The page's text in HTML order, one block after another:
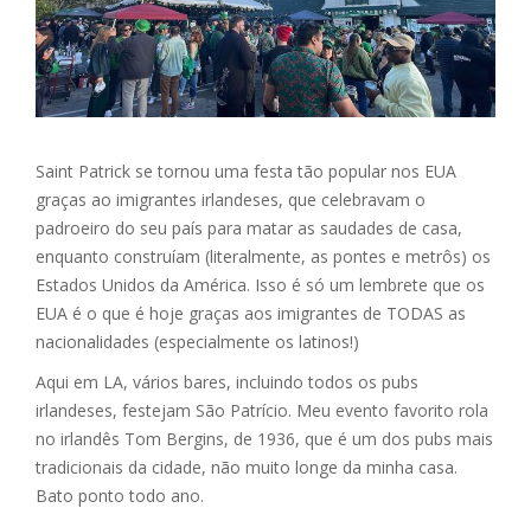
Saint Patrick se tornou uma festa tão popular nos EUA
graças ao imigrantes irlandeses, que celebravam o
padroeiro do seu país para matar as saudades de casa,
enquanto construíam (literalmente, as pontes e metrôs) os
Estados Unidos da América. Isso é só um lembrete que os
EUA é o que é hoje graças aos imigrantes de TODAS as
nacionalidades (especialmente os latinos!)
Aqui em LA, vários bares, incluindo todos os pubs
irlandeses, festejam São Patrício. Meu evento favorito rola
no irlandês Tom Bergins, de 1936, que é um dos pubs mais
tradicionais da cidade, não muito longe da minha casa.
Bato ponto todo ano.